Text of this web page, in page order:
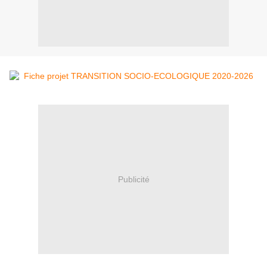
Publicité